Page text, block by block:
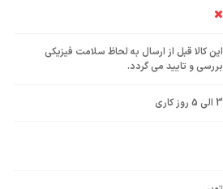
این کالا قبل از ارسال به لحاظ سلامت فیزیکی
بررسی و تایید می گردد.
3 الی 5 روز کاری